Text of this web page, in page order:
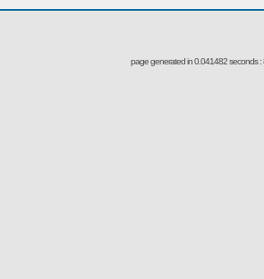
page generated in 0.041482 seconds :